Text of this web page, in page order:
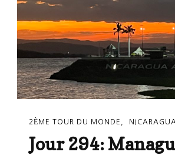
Révolution
Au
Nicaragua
2ÈME TOUR DU MONDE NICARAGUA
Jour 294: